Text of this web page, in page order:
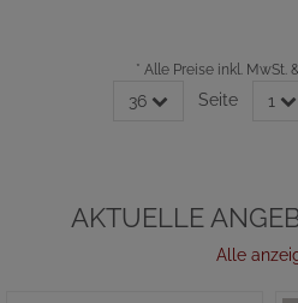
* Alle Preise inkl. MwSt.
36 Seite 1
AKTUELLE
Alle